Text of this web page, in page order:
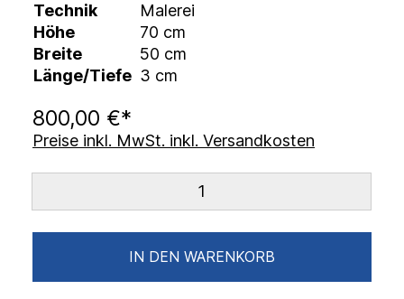
Technik
Malerei
Höhe
70 cm
Breite
50 cm
Länge/Tiefe 3 cm
800,00 €*
Preise inkl. MwSt. inkl. Versandkosten
IN DEN WARENKORB